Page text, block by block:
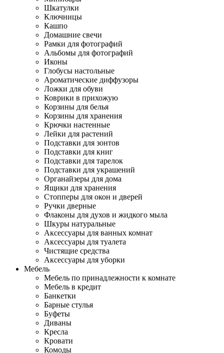
Шкатулки
Ключницы
Кашпо
Домашние свечи
Рамки для фотографий
Альбомы для фотографий
Иконы
Глобусы настольные
Ароматические диффузоры
Ложки для обуви
Коврики в прихожую
Корзины для белья
Корзины для хранения
Крючки настенные
Лейки для растений
Подставки для зонтов
Подставки для книг
Подставки для тарелок
Подставки для украшений
Органайзеры для дома
Ящики для хранения
Стопперы для окон и дверей
Ручки дверные
Флаконы для духов и жидкого мыла
Шкуры натуральные
Аксессуары для ванных комнат
Аксессуары для туалета
Чистящие средства
Аксессуары для уборки
Мебель
Мебель по принадлежности к комнате
Мебель в кредит
Банкетки
Барные стулья
Буфеты
Диваны
Кресла
Кровати
Комоды